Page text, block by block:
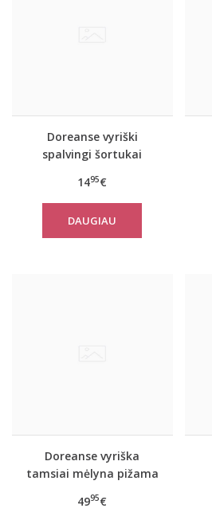
Doreanse vyriški
spalvingi šortukai
1495€
DAUGIAU
Doreanse vyriška
tamsiai mėlyna pižama
4995€